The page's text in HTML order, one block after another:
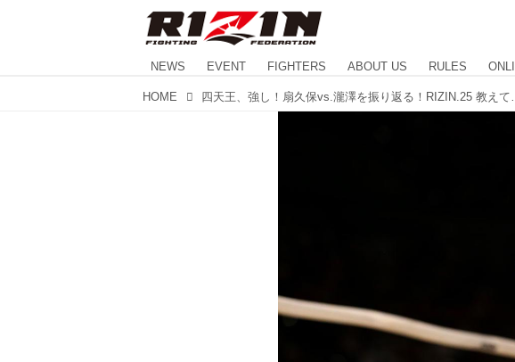
NEWS EVENT FIGHTERS ABOUT US RULES
HOME